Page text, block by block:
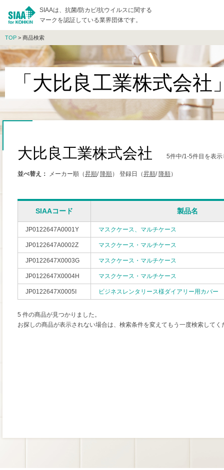
SIAAは、抗菌/防カビ/抗ウイルスに関する
マークを認証している業界団体です。
TOP > 商品検索
「大比良工業株式会社
大比良工業株式会社 5件中/1-5件目を表
並べ替え： メーカー順（昇順/ 降順） 登録日（昇順/ 降順）
SIAAコード 製品名
JP0122647A0001Y マスクケース、マルチケース
JP0122647A0002Z マスクケース・マルチケース
JP0122647X0003G マスクケース・マルチケース
JP0122647X0004H マスクケース・マルチケース
JP0122647X0005I ビジネスレンタリース様ダイアリー用カバー
5 件の商品が見つかりました。
お探しの商品が表示されない場合は、検索条件を変えてもう一度検索してく